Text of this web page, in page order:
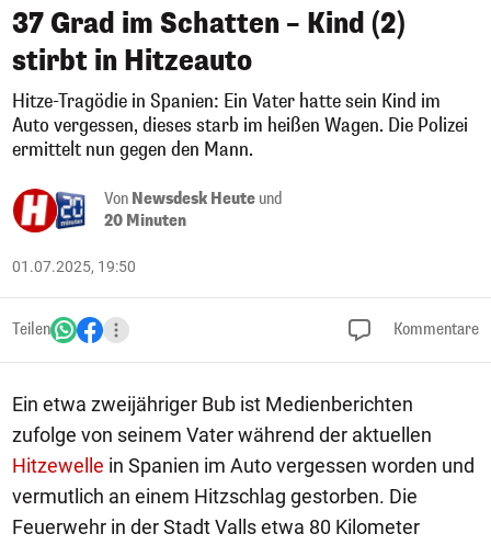
37 Grad im Schatten – Kind (2)
stirbt in Hitzeauto
Hitze-Tragödie in Spanien: Ein Vater hatte sein Kind im
Auto vergessen, dieses starb im heißen Wagen. Die Polizei
ermittelt nun gegen den Mann.
Von Newsdesk Heute und
20 Minuten
01.07.2025, 19:50
Teilen Kommentare
Ein etwa zweijähriger Bub ist Medienberichten
zufolge von seinem Vater während der aktuellen
Hitzewelle in Spanien im Auto vergessen worden und
vermutlich an einem Hitzschlag gestorben. Die
Feuerwehr in der Stadt Valls etwa 80 Kilometer